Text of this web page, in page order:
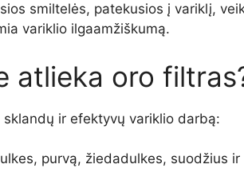
smiltelės, patekusios į variklį,
variklio ilgaamžiškumą.
atlieka oro
ir efektyvų variklio darbą:
purvą, žiedadulkes, suodžius